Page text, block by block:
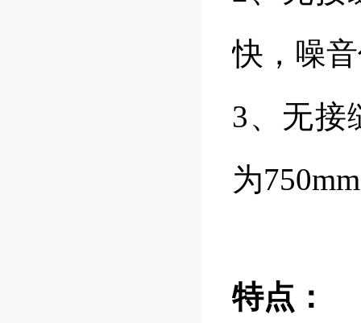
快，噪
3、无接
为
特点：